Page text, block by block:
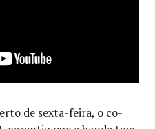
de sexta-feira, o co-